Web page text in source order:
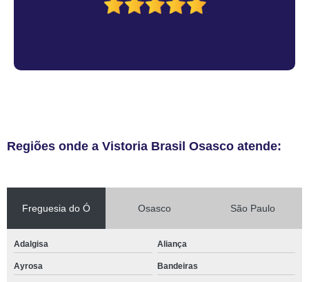
Regiões onde a Vistoria Brasil Osasco atende:
Freguesia do Ó Osasco São Paulo
Adalgisa Aliança
Ayrosa Bandeiras